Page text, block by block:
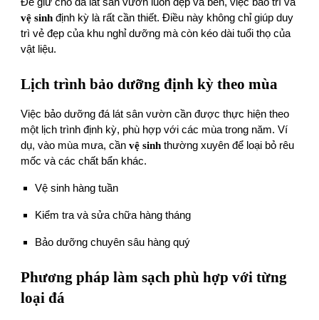
Để giữ cho đá lát sân vườn luôn đẹp và bền, việc bảo trì và
vệ sinh định kỳ là rất cần thiết. Điều này không chỉ giúp duy
trì vẻ đẹp của khu nghỉ dưỡng mà còn kéo dài tuổi thọ của
vật liệu.
Lịch trình bảo dưỡng định kỳ theo mùa
Việc bảo dưỡng đá lát sân vườn cần được thực hiện theo
một lịch trình định kỳ, phù hợp với các mùa trong năm. Ví
dụ, vào mùa mưa, cầnvệ sinh thường xuyên để loại bỏ rêu
mốc và các chất bẩn khác.
Vệ sinh hàng tuần
Kiểm tra và sửa chữa hàng tháng
Bảo dưỡng chuyên sâu hàng quý
Phương pháp làm sạch phù hợp với từng
loại đá